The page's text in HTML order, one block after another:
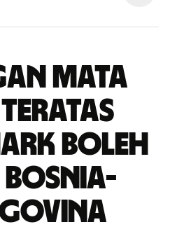
mata
boleh